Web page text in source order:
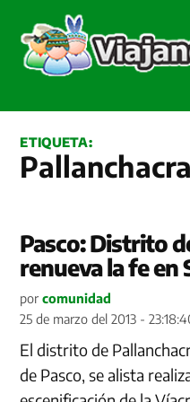
contenido
ETIQUETA:
Pallanchacra
Pasco: Distrito
renueva la fe en
por comunidad
25 de marzo del 2013 -
El distrito de
de Pasco, se alista